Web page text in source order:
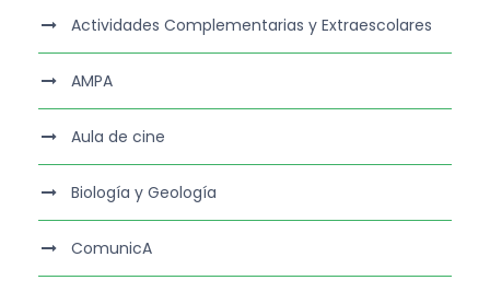
Actividades Complementarias y Extraescolares
AMPA
Aula de cine
Biología y Geología
ComunicA